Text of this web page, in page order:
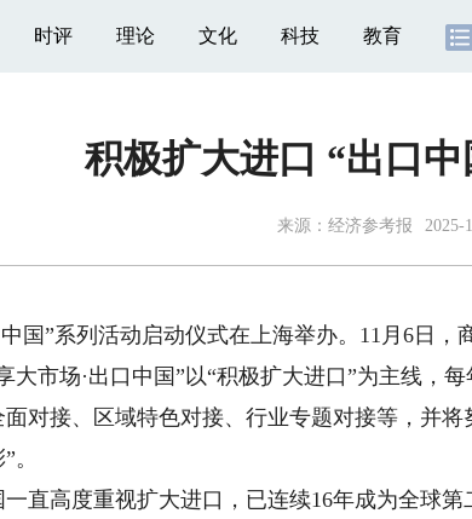
时评 理论 文化 科技 教育
积极扩大进口 “出口
来源： 经济参考报 2025-
”系列活动启动仪式在上海举办。11月6日，
大市场·出口中国”以“积极扩大进口”为主线，
对接、区域特色对接、行业专题对接等，并将
。
高度重视扩大进口，已连续16年成为全球第